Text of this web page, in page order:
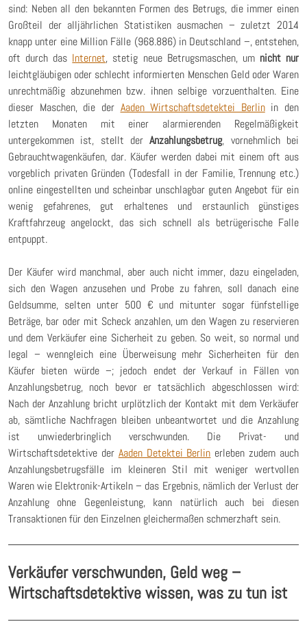
sind: Neben all den bekannten Formen des Betrugs, die immer einen
Großteil der alljährlichen Statistiken ausmachen – zuletzt 2014
knapp unter eine Million Fälle (968.886) in Deutschland –, entstehen,
oft durch das Internet, stetig neue Betrugsmaschen, um nicht nur
leichtgläubigen oder schlecht informierten Menschen Geld oder Waren
unrechtmäßig abzunehmen bzw. ihnen selbige vorzuenthalten. Eine
dieser Maschen, die der Aaden Wirtschaftsdetektei Berlinin den
letzten Monaten mit einer alarmierenden Regelmäßigkeit
untergekommen ist, stellt derAnzahlungsbetrug, vornehmlich bei
Gebrauchtwagenkäufen, dar. Käufer werden dabei mit einem oft aus
vorgeblich privaten Gründen (Todesfall in der Familie, Trennung etc.)
online eingestellten und scheinbar unschlagbar guten Angebot für ein
wenig gefahrenes, gut erhaltenes und erstaunlich günstiges
Kraftfahrzeug angelockt, das sich schnell als betrügerische Falle
entpuppt.
Der Käufer wird manchmal, aber auch nicht immer, dazu eingeladen,
sich den Wagen anzusehen und Probe zu fahren, soll danach eine
Geldsumme, selten unter 500 € und mitunter sogar fünfstellige
Beträge, bar oder mit Scheck anzahlen, um den Wagen zu reservieren
und dem Verkäufer eine Sicherheit zu geben. So weit, so normal und
legal – wenngleich eine Überweisung mehr Sicherheiten für den
Käufer bieten würde –; jedoch endet der Verkauf in Fällen von
Anzahlungsbetrug, noch bevor er tatsächlich abgeschlossen wird:
Nach der Anzahlung bricht urplötzlich der Kontakt mit dem Verkäufer
ab, sämtliche Nachfragen bleiben unbeantwortet und die Anzahlung
ist unwiederbringlich verschwunden. Die Privat- und
Wirtschaftsdetektive der Aaden Detektei Berlin erleben zudem auch
Anzahlungsbetrugsfälle im kleineren Stil mit weniger wertvollen
Waren wie Elektronik-Artikeln – das Ergebnis, nämlich der Verlust der
Anzahlung ohne Gegenleistung, kann natürlich auch bei diesen
Transaktionen für den Einzelnen gleichermaßen schmerzhaft sein.
Verkäufer verschwunden, Geld weg –
Wirtschaftsdetektive wissen, was zu tun ist